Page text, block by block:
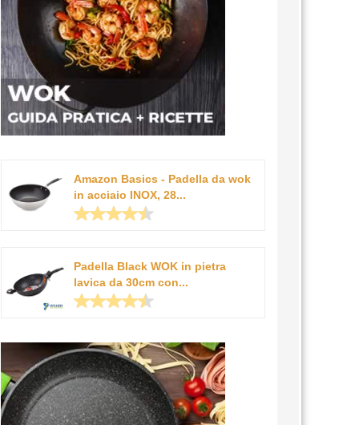
Amazon Basics - Padella da wok
in acciaio INOX, 28...
Padella Black WOK in pietra
lavica da 30cm con...